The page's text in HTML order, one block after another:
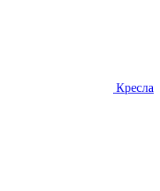
Кресла